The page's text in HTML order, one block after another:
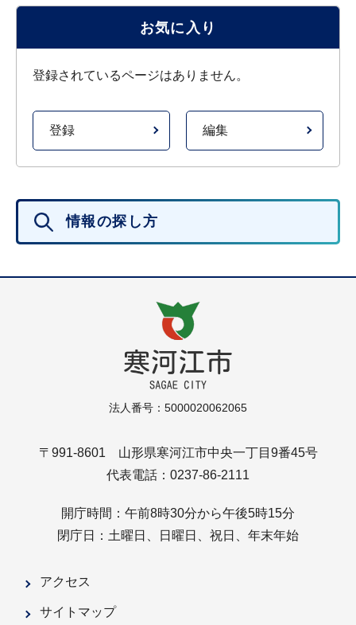
お気に入り
登録されているページはありません。
登録 編集
情報の探し方
法人番号：5000020062065
〒991-8601 山形県寒河江市中央一丁目9番45号
代表電話：0237-86-2111
開庁時間：午前8時30分から午後5時15分
閉庁日：土曜日、日曜日、祝日、年末年始
アクセス
サイトマップ